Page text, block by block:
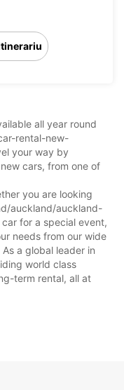
all year round
rental-new-
your way by
cars, from one of
you are looking
auckland/auckland-
for a special event,
needs from our wide
a global leader in
world class
term rental, all at